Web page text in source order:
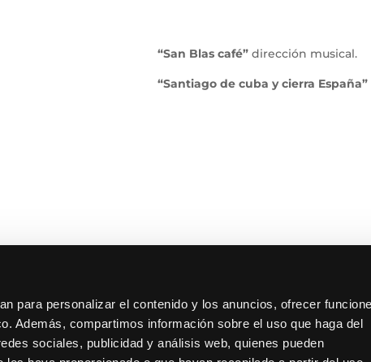
para personalizar el contenido y los anuncios, ofrecer
Además, compartimos información sobre el uso que haga del
sociales, publicidad y análisis web, quienes pueden
“San Blas café”dirección musical.
“Santiago de cuba y cierra España”
17. Madrid. Contacto